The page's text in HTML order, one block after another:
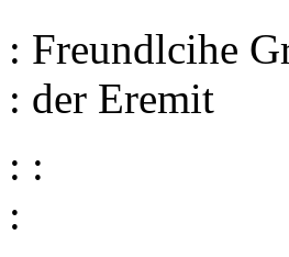
: Freundlcihe
: der Eremit
: :
: